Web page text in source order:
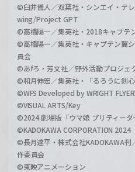
©臼井儀人／双葉社・シンエイ・テ
wing/Project GPT
©高橋陽一／集英社・2018キャプテ
©高橋陽一／集英社・キャプテン翼
員会
©あfろ・芳文社／野外活動プロジェ
©和月伸宏／集英社・「るろうに剣
©WFS Developed by WRIGHT
©VISUAL ARTS/Key
©2024 劇場版「ウマ娘 プリティー
©KADOKAWA CORPORATION 2024
©長月達平・株式会社KADOKAWA
作委員会
©東映アニメーション